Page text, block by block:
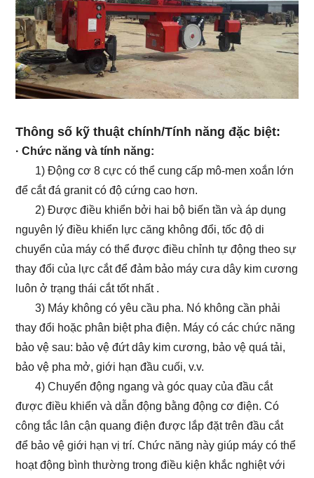
Thông số kỹ thuật chính/Tính năng đặc biệt:
· Chức năng và tính năng:
1) Động cơ 8 cực có thể cung cấp mô-men xoắn lớn
để cắt đá granit có độ cứng cao hơn.
2) Được điều khiển bởi hai bộ biến tần và áp dụng
nguyên lý điều khiển lực căng không đổi, tốc độ di
chuyển của máy có thể được điều chỉnh tự động theo sự
thay đổi của lực cắt để đảm bảo máy cưa dây kim cương
luôn ở trạng thái cắt tốt nhất .
3) Máy không có yêu cầu pha. Nó không cần phải
thay đổi hoặc phân biệt pha điện. Máy có các chức năng
bảo vệ sau: bảo vệ đứt dây kim cương, bảo vệ quá tải,
bảo vệ pha mở, giới hạn đầu cuối, v.v.
4) Chuyển động ngang và góc quay của đầu cắt
được điều khiển và dẫn động bằng động cơ điện. Có
công tắc lân cận quang điện được lắp đặt trên đầu cắt
để bảo vệ giới hạn vị trí. Chức năng này giúp máy có thể
hoạt động bình thường trong điều kiện khắc nghiệt với